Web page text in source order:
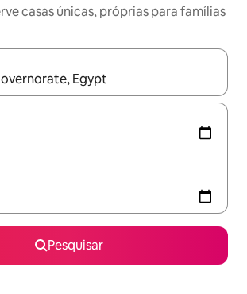
casas únicas, próprias para famílias
estiverem disponíveis, navegue com
Pesquisar